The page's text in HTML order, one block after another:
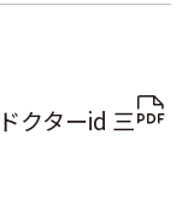
クターid 三